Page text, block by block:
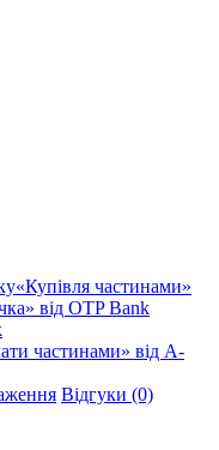
«Купівля частинами»
частинами» від А-
Відгуки (0)